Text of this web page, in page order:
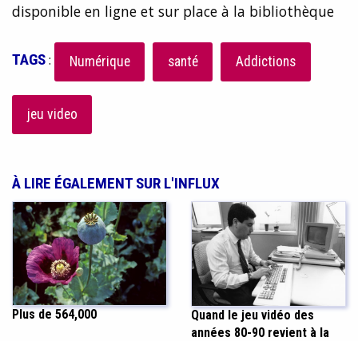
disponible en ligne et sur place à la bibliothèque
TAGS: Numérique santé Addictions
jeu video
À LIRE ÉGALEMENT SUR L'INFLUX
Plus de 564,000
Quand le jeu vidéo des
années 80-90 revient à la